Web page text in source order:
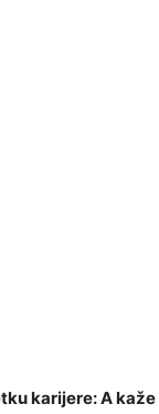
karijere: A kaže